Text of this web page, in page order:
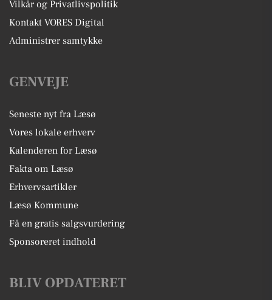
Vilkår og Privatlivspolitik
Kontakt VORES Digital
Administrer samtykke
GENVEJE
Seneste nyt fra Læsø
Vores lokale erhverv
Kalenderen for Læsø
Fakta om Læsø
Erhvervsartikler
Læsø Kommune
Få en gratis salgsvurdering
Sponsoreret indhold
BLIV OPDATERET